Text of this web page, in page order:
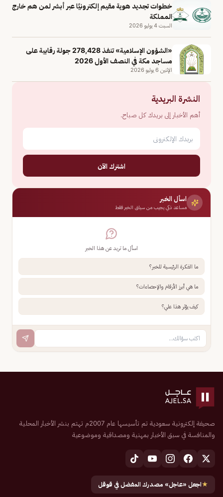
خطوات تجديد هوية مقيم إلكترونيًا عبر أبشر لمن هم خارج
المملكة
السبت 4 يوليو 2026
«الشؤون الإسلامية» تنفذ 278,428 جولة رقابية على
مساجد مكة في النصف الأول 2026
الإثنين 6 يوليو 2026
النشرة البريدية
أهم الأخبار إلى بريدك كل صباح.
اشترك الآن
اسأل الخبر
مساعد ذكي يجيب من سياق الخبر فقط
اسأل ما تريد عن هذا الخبر
ما الفكرة الرئيسية للخبر؟
ما هي أبرز الأرقام والإحصاءات؟
كيف يؤثر هذا علي؟
صحيفة إلكترونية سعودية تم تأسيسها عام 2007م تهتم بنشر الأخبار المحلية
والمنافسة في سبق الأخبار بمهنية ومصداقية وموضوعية
★اجعل «عاجل» مصدرك المفضل في قوقل